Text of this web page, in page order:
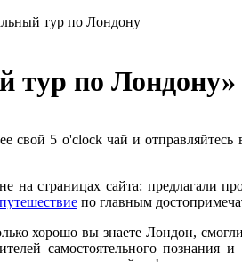
тур по Лондону
тур по Лондону»
свой 5 o'clock чай и
на страницах сайта: предлагали
по главным
хорошо вы знаете Лондон,
самостоятельного